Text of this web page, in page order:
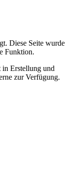
Diese Seite wurde
Funktion.
in Erstellung und
zur Verfügung.